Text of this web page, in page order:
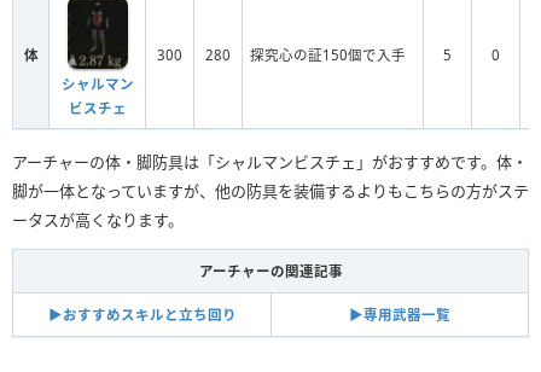
体
シャルマン
ビスチェ
300 280 探究心の証150個で入手 5 0
アーチャーの体・脚防具は「シャルマンビスチェ」がおすすめです。体・
脚が一体となっていますが、他の防具を装備するよりもこちらの方がステ
ータスが高くなります。
アーチャーの関連記事
▶︎おすすめスキルと立ち回り ▶︎専用武器一覧